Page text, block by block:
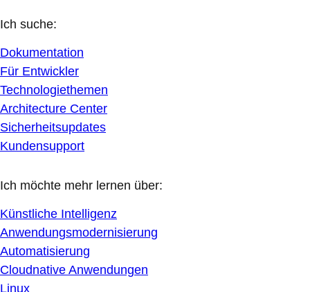
Ich suche:
Dokumentation
Für Entwickler
Technologiethemen
Architecture Center
Sicherheitsupdates
Kundensupport
Ich möchte mehr lernen über:
Künstliche Intelligenz
Anwendungsmodernisierung
Automatisierung
Cloudnative Anwendungen
Linux